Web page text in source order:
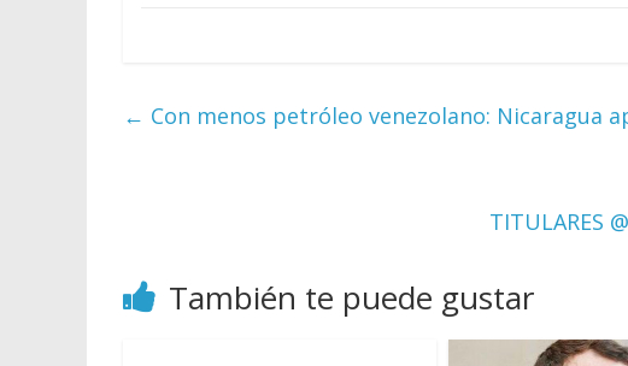
← Con menos petróleo venezolano: Nicaragua
TITULARES
También te puede gustar